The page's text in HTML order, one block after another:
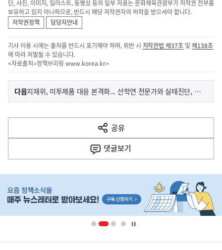
단, 사진, 이미지, 일러스트, 동영상 등의 일부 자료는 문화체육관광부가 저작권 전부를
보유하고 있지 아니하므로, 반드시 해당 저작권자의 허락을 받으셔야 합니다.
저작권정책
담당자안내
기사 이용 시에는 출처를 반드시 표기해야 하며, 위반 시 저작권법 제37조 및제138조
에 따라 처벌될 수 있습니다.
<자료출처=정책브리핑 www.korea.kr>
이
전
다
음
다음기
지재위, 미투제품 대응 본격화... 산학연 전문가와 실태진단, 해법 모색 나선다
공유
열
기
댓글보기
단
영